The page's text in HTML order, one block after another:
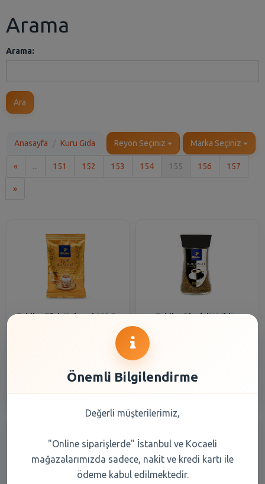
Arama
Arama:
Ara
Anasayfa Kuru Gıda Reyon Seçiniz Marka Seçiniz
« ... 151 152 153 154 155 156 157
»Son
Tchibo Türk Kahvesi 100 Gr
Tchibo Black 'N White
Önemli Bilgilendirme
Değerli müşterilerimiz,
"Online siparişlerde" İstanbul ve Kocaeli
mağazalarımızda sadece, nakit ve kredi kartı ile
ödeme kabul edilmektedir.